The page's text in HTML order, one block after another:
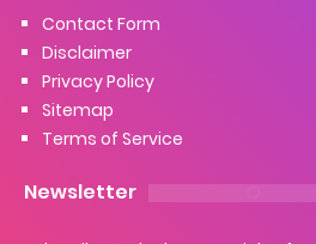
Contact Form
Disclaimer
Privacy Policy
Sitemap
Terms of Service
Newsletter